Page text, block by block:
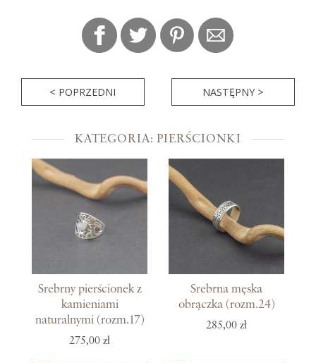
< POPRZEDNI NASTĘPNY >
KATEGORIA: PIERŚCIONKI
Srebrny pierścionek z
kamieniami
naturalnymi (rozm.17)
275,00 zł
Srebrna męska
obrączka (rozm.24)
285,00 zł